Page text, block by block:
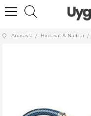
Anasayfa Hırdavat & Nalbur